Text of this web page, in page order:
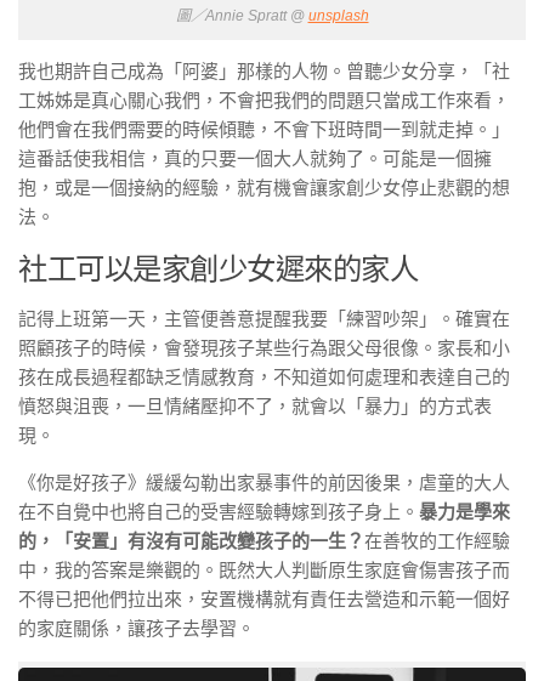
圖／Annie Spratt @ unsplash
我也期許自己成為「阿婆」那樣的人物。曾聽少女分享，「社
工姊姊是真心關心我們，不會把我們的問題只當成工作來看，
他們會在我們需要的時候傾聽，不會下班時間一到就走掉。」
這番話使我相信，真的只要一個大人就夠了。可能是一個擁
抱，或是一個接納的經驗，就有機會讓家創少女停止悲觀的想
法。
社工可以是家創少女遲來的家人
記得上班第一天，主管便善意提醒我要「練習吵架」。確實在
照顧孩子的時候，會發現孩子某些行為跟父母很像。家長和小
孩在成長過程都缺乏情感教育，不知道如何處理和表達自己的
憤怒與沮喪，一旦情緒壓抑不了，就會以「暴力」的方式表
現。
《你是好孩子》緩緩勾勒出家暴事件的前因後果，虐童的大人
在不自覺中也將自己的受害經驗轉嫁到孩子身上。 暴力是學來
的，「安置」有沒有可能改變孩子的一生？在善牧的工作經驗
中，我的答案是樂觀的。既然大人判斷原生家庭會傷害孩子而
不得已把他們拉出來，安置機構就有責任去營造和示範一個好
的家庭關係，讓孩子去學習。